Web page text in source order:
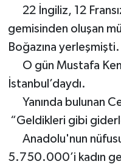
22 İngiliz, 12
gemisinden oluşan
Boğazına yerleşmişti.
O gün Mustafa
İstanbul’daydı.
Yanında bulunan
“Geldikleri gibi
Anadolu'nun
5.750.000’i kadın